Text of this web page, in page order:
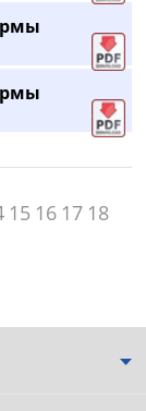
15 16 17 18